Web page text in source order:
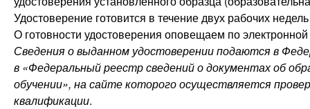
Удостоверение готовится в течение двух рабочих
О готовности удостоверения оповещаем по электронной
Сведения о выданном удостоверении подаются в
в «Федеральный реестр сведений о документах об
обучении», на сайте которого осуществляется
квалификации.